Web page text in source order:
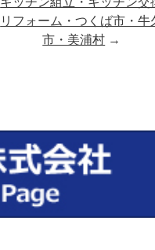
リフォーム・つくば市・牛
市・美浦村 →